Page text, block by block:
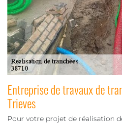
Entreprise de travaux de
Trieves
Pour votre projet de réalisation